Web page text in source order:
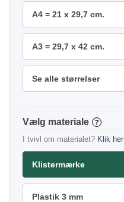
A4 = 21 x 29,7 cm.
A3 = 29,7 x 42 cm.
Se alle størrelser
materiale ?
I tvivl om materialet? Klik her
Klistermærke
Plastik 3 mm